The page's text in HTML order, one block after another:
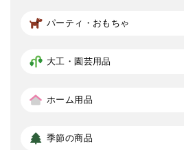
パーティ・おもちゃ
大工・園芸用品
ホーム用品
季節の商品